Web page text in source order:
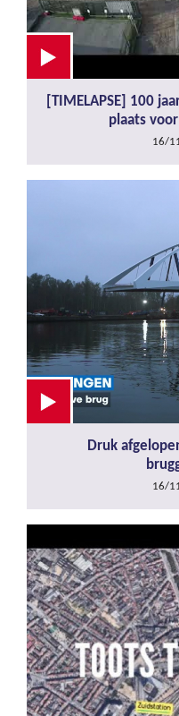
[TIMELAPSE] 100
plaats
16/
Druk
16/